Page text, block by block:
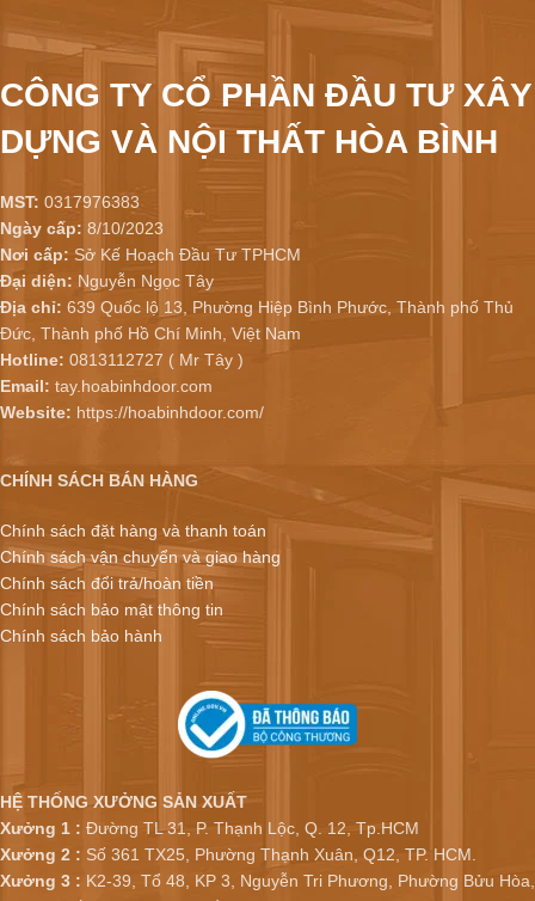
CÔNG TY CỔ PHẦN ĐẦU TƯ XÂY
DỰNG VÀ NỘI THẤT HÒA BÌNH
MST: 0317976383
Ngày cấp: 8/10/2023
Nơi cấp: Sở Kế Hoạch Đầu Tư TPHCM
Đại diện: Nguyễn Ngọc Tây
Địa chỉ: 639 Quốc lộ 13, Phường Hiệp Bình Phước, Thành phố Thủ
Đức, Thành phố Hồ Chí Minh, Việt Nam
Hotline: 0813112727 ( Mr Tây )
Email: tay.hoabinhdoor.com
Website: https://hoabinhdoor.com/
CHÍNH SÁCH BÁN HÀNG
Chính sách đặt hàng và thanh toán
Chính sách vận chuyển và giao hàng
Chính sách đổi trả/hoàn tiền
Chính sách bảo mật thông tin
Chính sách bảo hành
HỆ THỐNG XƯỞNG SẢN XUẤT
Xưởng 1 : Đường TL 31, P. Thạnh Lộc, Q. 12, Tp.HCM
Xưởng 2 : Số 361 TX25, Phường Thạnh Xuân, Q12, TP. HCM.
Xưởng 3 : K2-39, Tổ 48, KP 3, Nguyễn Tri Phương, Phường Bửu Hòa,